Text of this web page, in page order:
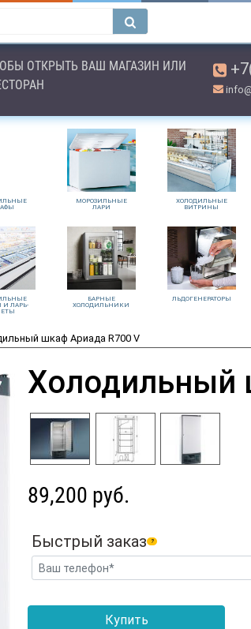
ОТКРЫТЬ ВАШ МАГАЗИН ИЛИ
МОРОЗИЛЬНЫЕ
ЛАРИ
ХОЛОДИЛЬНЫЕ
ВИТРИНЫ
И ЛАРЬ-
БАРНЫЕ
ХОЛОДИЛЬНИКИ
ЛЬДОГЕНЕРАТОРЫ
шкаф Ариада R700 V
Холодильный
89,200 руб.
Быстрый заказ ?